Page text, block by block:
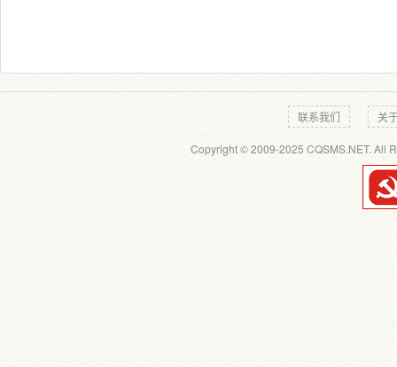
联系我们 关
Copyright © 2009-2025 CQSMS.NET. All